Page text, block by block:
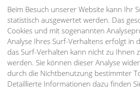
Beim Besuch unserer Website kann Ihr
statistisch ausgewertet werden. Das
Cookies und mit sogenannten
Analyse Ihres Surf-Verhaltens erfolgt in
das Surf-Verhalten kann nicht zu Ihnen
werden. Sie können dieser Analyse
durch die Nichtbenutzung bestimmter
Detaillierte Informationen dazu finden